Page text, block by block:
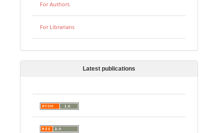
For Authors
For Librarians
Latest publications